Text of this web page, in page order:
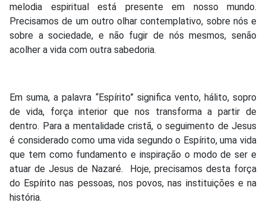
melodia espiritual está presente em nosso mundo.
Precisamos de um outro olhar contemplativo, sobre nós e
sobre a sociedade, e não fugir de nós mesmos, senão
acolher a vida com outra sabedoria.
Em suma, a palavra “Espírito” significa vento, hálito, sopro
de vida, força interior que nos transforma a partir de
dentro. Para a mentalidade cristã, o seguimento de Jesus
é considerado como uma vida segundo o Espírito, uma vida
que tem como fundamento e inspiração o modo de ser e
atuar de Jesus de Nazaré. Hoje, precisamos desta força
do Espírito nas pessoas, nos povos, nas instituições e na
história.